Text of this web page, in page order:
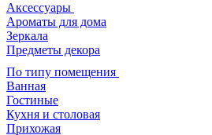
Аксессуары
Ароматы для дома
Зеркала
Предметы декора
По типу помещения
Ванная
Гостиные
Кухня и столовая
Прихожая